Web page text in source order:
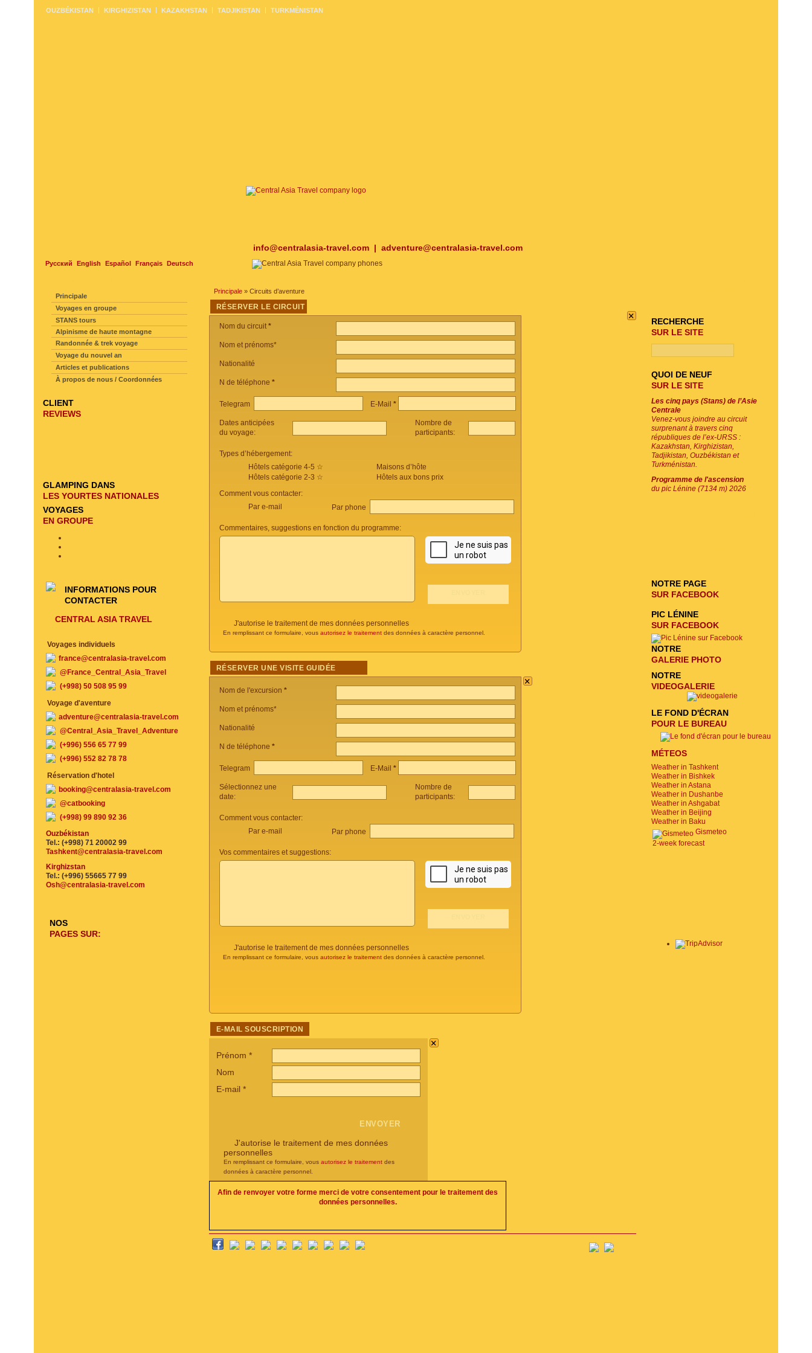
info@centralasia-travel.com | adventure@centralasia-travel.com
Русский English Español Français Deutsch
OUZBÉKISTAN KIRGHIZISTAN KAZAKHSTAN TADJIKISTAN TURKMÉNISTAN
Principale » Circuits d’aventure
RÉSERVER LE CIRCUIT ×
Nom du circuit*
Nom et prénoms*
Nationalité
N de téléphone *
Telegram E-Mail *
Dates anticipées
du voyage:
Nombre de
participants:
Types d’hébergement:
Hôtels catégorie 4-5 ☆
Hôtels catégorie 2-3 ☆
Maisons d’hôte
Hôtels aux bons prix
Comment vous contacter:
Par e-mail
Par phone
Commentaires, suggestions en fonction du programme:
J'autorise le traitement de mes données personnelles
En remplissant ce formulaire, vous autorisez le traitement des données à caractère personnel.
RÉSERVER UNE VISITE GUIDÉE
×
Nom de l'excursion *
Nom et prénoms*
Nationalité
N de téléphone *
Telegram E-Mail *
Sélectionnez une
date:
Nombre de
participants:
Comment vous contacter:
Par e-mail
Par phone
Vos commentaires et suggestions:
J'autorise le traitement de mes données personnelles
En remplissant ce formulaire, vous autorisez le traitement des données à caractère personnel.
E-MAIL SOUSCRIPTION
×
Prénom *
Nom
E-mail *
J'autorise le traitement de mes données
personnelles
En remplissant ce formulaire, vous autorisez le traitement des
données à caractère personnel.
Afin de renvoyer votre forme merci de votre consentement pour le traitement des
données personnelles.
Principale
Voyages en groupe
STANS tours
Alpinisme de haute montagne
Randonnée & trek voyage
Voyage du nouvel an
Articles et publications
À propos de nous / Coordonnées
CLIENT
REVIEWS
GLAMPING DANS
LES YOURTES NATIONALES
VOYAGES
EN GROUPE
INFORMATIONS POUR
CONTACTER
CENTRAL ASIA TRAVEL
Voyages individuels
france@centralasia-travel.com
@France_Central_Asia_Travel
(+998) 50 508 95 99
Voyage d'aventure
adventure@centralasia-travel.com
@Central_Asia_Travel_Adventure
(+996) 556 65 77 99
(+996) 552 82 78 78
Réservation d'hotel
booking@centralasia-travel.com
@catbooking
(+998) 99 890 92 36
Ouzbékistan
Tel.: (+998) 71 20002 99
Tashkent@centralasia-travel.com
Kirghizstan
Tel.: (+996) 55665 77 99
Osh@centralasia-travel.com
NOS
PAGES SUR:
RECHERCHE
SUR LE SITE
QUOI DE NEUF
SUR LE SITE
Les cinq pays (Stans) de l’Asie
Centrale
Venez-vous joindre au circuit
surprenant à travers cinq
républiques de l’ex-URSS :
Kazakhstan, Kirghizistan,
Tadjikistan, Ouzbékistan et
Turkménistan.
Programme de l'ascension
du pic Lénine (7134 m) 2026
NOTRE PAGE
SUR FACEBOOK
PIC LÉNINE
SUR FACEBOOK
NOTRE
GALERIE PHOTO
NOTRE
VIDEOGALERIE
LE FOND D'ÉCRAN
POUR LE BUREAU
MÉTEOS
Weather in Tashkent
Weather in Bishkek
Weather in Astana
Weather in Dushanbe
Weather in Ashgabat
Weather in Beijing
Weather in Baku
Gismeteo
2-week forecast